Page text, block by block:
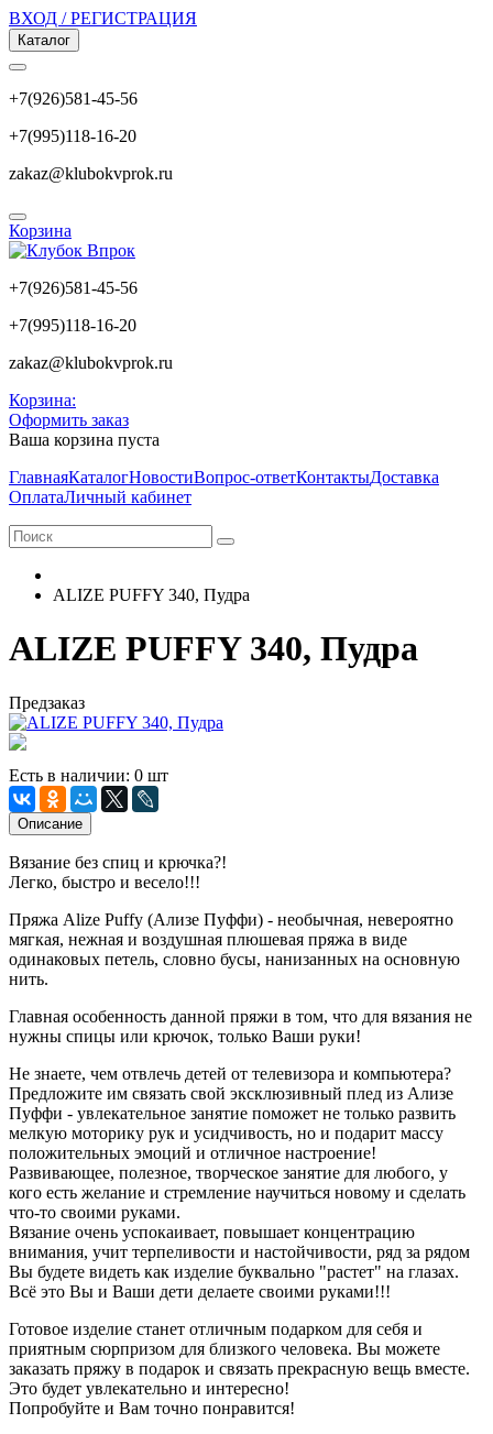
ВХОД / РЕГИСТРАЦИЯ
Каталог
+7(926)581-45-56
+7(995)118-16-20
zakaz@klubokvprok.ru
Корзина
+7(926)581-45-56
+7(995)118-16-20
zakaz@klubokvprok.ru
Корзина:
Оформить заказ
Ваша корзина пуста
ГлавнаяКаталогНовостиВопрос-ответКонтактыДоставка
ОплатаЛичный кабинет
ALIZE PUFFY 340, Пудра
ALIZE PUFFY 340, Пудра
Предзаказ
Есть в наличии: 0 шт
Описание
Вязание без спиц и крючка?!
Легко, быстро и весело!!!
Пряжа Alize Puffy (Ализе Пуффи) - необычная, невероятно
мягкая, нежная и воздушная плюшевая пряжа в виде
одинаковых петель, словно бусы, нанизанных на основную
нить.
Главная особенность данной пряжи в том, что для вязания не
нужны спицы или крючок, только Ваши руки!
Не знаете, чем отвлечь детей от телевизора и компьютера?
Предложите им связать свой эксклюзивный плед из Ализе
Пуффи - увлекательное занятие поможет не только развить
мелкую моторику рук и усидчивость, но и подарит массу
положительных эмоций и отличное настроение!
Развивающее, полезное, творческое занятие для любого, у
кого есть желание и стремление научиться новому и сделать
что-то своими руками.
Вязание очень успокаивает, повышает концентрацию
внимания, учит терпеливости и настойчивости, ряд за рядом
Вы будете видеть как изделие буквально "растет" на глазах.
Всё это Вы и Ваши дети делаете своими руками!!!
Готовое изделие станет отличным подарком для себя и
приятным сюрпризом для близкого человека. Вы можете
заказать пряжу в подарок и связать прекрасную вещь вместе.
Это будет увлекательно и интересно!
Попробуйте и Вам точно понравится!